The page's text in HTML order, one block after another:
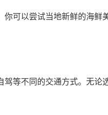
可以尝试当地新鲜的海
等不同的交通方式。无